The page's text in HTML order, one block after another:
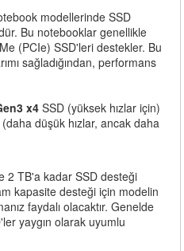
modellerinde SSD
Bu notebooklar genellikle
(PCIe) SSD'leri destekler. Bu
sağladığından, performans
x4 SSD (yüksek hızlar için)
düşük hızlar, ancak daha
2 TB'a kadar SSD desteği
kapasite desteği için modelin
faydalı olacaktır. Genelde
yaygın olarak uyumlu